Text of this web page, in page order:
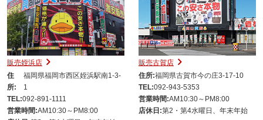
販売姪浜店
住
所:
福岡県福岡市西区姪浜駅南1-3-
1
TEL:092-891-1111
営業時間:AM10:30～PM8:00
販売古賀店
住所:福岡県古賀市今の庄3-17-10
TEL:092-943-5353
営業時間:AM10:30～PM8:00
店休日:第2・第4水曜日、年末年始